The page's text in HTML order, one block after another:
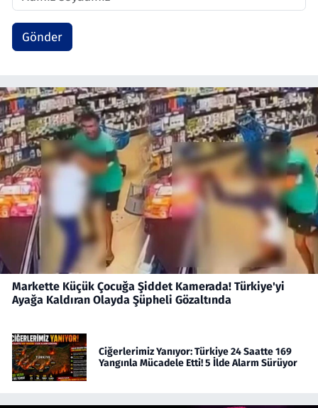
Gönder
Markette Küçük Çocuğa Şiddet Kamerada! Türkiye'yi
Ayağa Kaldıran Olayda Şüpheli Gözaltında
Ciğerlerimiz Yanıyor: Türkiye 24 Saatte 169
Yangınla Mücadele Etti! 5 İlde Alarm Sürüyor